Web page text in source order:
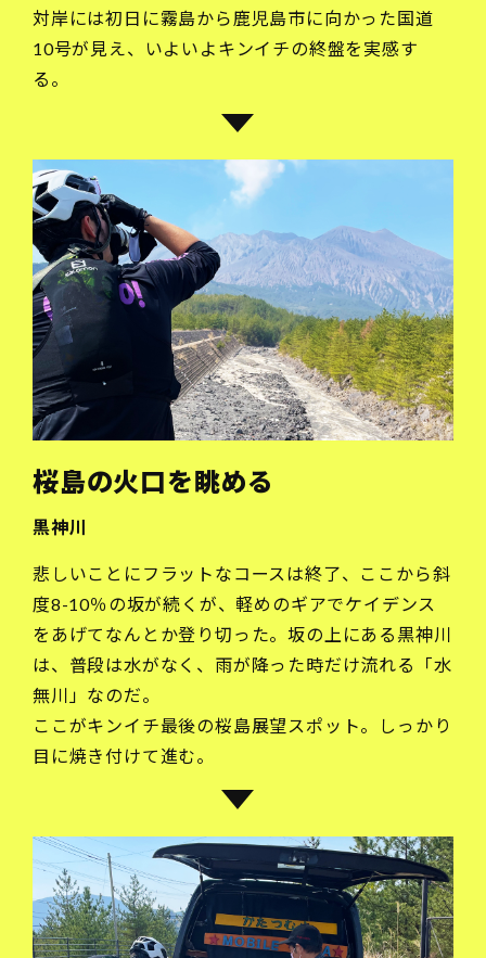
対岸には初日に霧島から鹿児島市に向かった国道
10号が見え、いよいよキンイチの終盤を実感す
る。
桜島の火口を眺める
黒神川
悲しいことにフラットなコースは終了、ここから斜
度8-10％の坂が続くが、軽めのギアでケイデンス
をあげてなんとか登り切った。坂の上にある黒神川
は、普段は水がなく、雨が降った時だけ流れる「水
無川」なのだ。
ここがキンイチ最後の桜島展望スポット。しっかり
目に焼き付けて進む。